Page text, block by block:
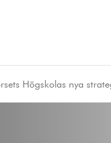
Högskolas nya